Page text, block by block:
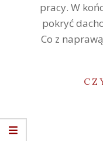
pracy. W
pokryć
Co z